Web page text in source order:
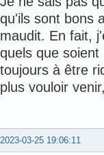
qu'ils sont bons
maudit. En fait,
quels que
toujours à être
plus vouloir
2023-03-25 19:06:11